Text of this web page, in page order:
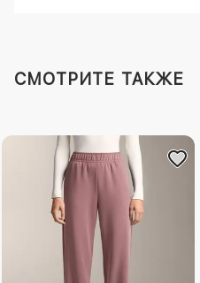
СМОТРИТЕ ТАКЖЕ